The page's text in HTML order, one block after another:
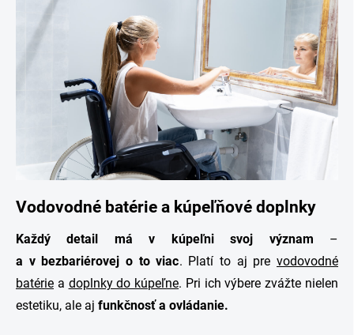
Vodovodné batérie a kúpeľňové doplnky
Každý detail má v kúpeľni svoj význam –
a v bezbariérovej o to viac. Platí to aj pre vodovodné
batérie a doplnky do kúpeľne. Pri ich výbere zvážte nielen
estetiku, ale aj funkčnosť a ovládanie.